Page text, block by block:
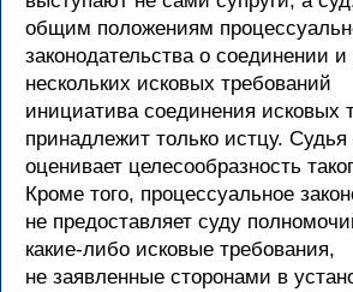
общим положениям
законодательства о соединении
нескольких исковых требований
инициатива соединения исковых
принадлежит только истцу.
оценивает целесообразность
Кроме того, процессуальное
не предоставляет суду
какие-либо исковые требования,
не заявленные сторонами в